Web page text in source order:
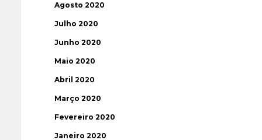
Agosto 2020
Julho 2020
Junho 2020
Maio 2020
Abril 2020
Março 2020
Fevereiro 2020
Janeiro 2020